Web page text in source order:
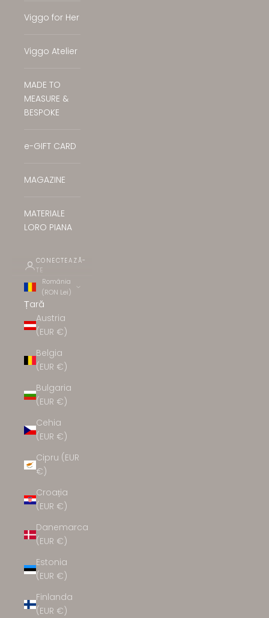
Viggo for Her
Viggo Atelier
MADE TO
MEASURE &
BESPOKE
e-GIFT CARD
MAGAZINE
MATERIALE
LORO PIANA
CONECTEAZĂ-
TE
România
(RON Lei)
Țară
Austria
(EUR €)
Belgia
(EUR €)
Bulgaria
(EUR €)
Cehia
(EUR €)
Cipru (EUR
€)
Croația
(EUR €)
Danemarca
(EUR €)
Estonia
(EUR €)
Finlanda
(EUR €)